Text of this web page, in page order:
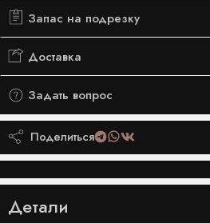
Запас на подрезку
Доставка
Задать вопрос
Поделиться
Детали